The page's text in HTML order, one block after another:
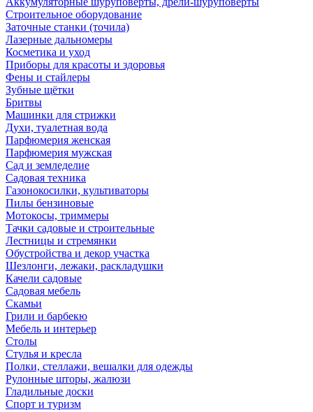
Строительное оборудование
Заточные станки (точила)
Лазерные дальномеры
Косметика и уход
Приборы для красоты и здоровья
Фены и стайлеры
Зубные щётки
Бритвы
Машинки для стрижки
Духи, туалетная вода
Парфюмерия женская
Парфюмерия мужская
Сад и земледелие
Садовая техника
Газонокосилки, культиваторы
Пилы бензиновые
Мотокосы, триммеры
Тачки садовые и строительные
Лестницы и стремянки
Обустройства и декор участка
Шезлонги, лежаки, раскладушки
Качели садовые
Садовая мебель
Скамьи
Грили и барбекю
Мебель и интерьер
Столы
Стулья и кресла
Полки, стеллажи, вешалки для одежды
Рулонные шторы, жалюзи
Гладильные доски
Спорт и туризм